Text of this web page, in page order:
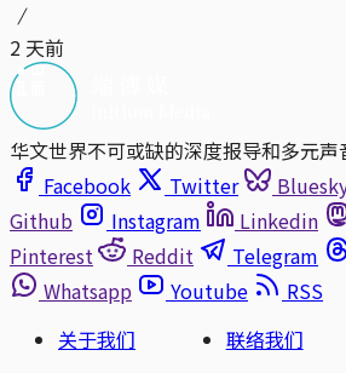
2 天前
华文世界不可或缺的深度报导和多元声
Facebook
Twitter
Github
Instagram Linkedin
Pinterest
Reddit Telegram
Whatsapp
Youtube
RSS
关于我们
联络我们